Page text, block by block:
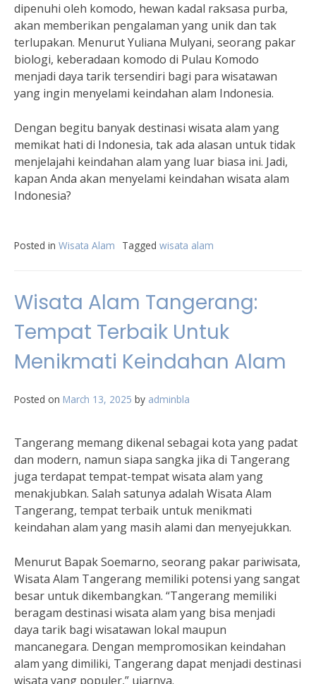
dipenuhi oleh komodo, hewan kadal raksasa purba,
akan memberikan pengalaman yang unik dan tak
terlupakan. Menurut Yuliana Mulyani, seorang pakar
biologi, keberadaan komodo di Pulau Komodo
menjadi daya tarik tersendiri bagi para wisatawan
yang ingin menyelami keindahan alam Indonesia.
Dengan begitu banyak destinasi wisata alam yang
memikat hati di Indonesia, tak ada alasan untuk tidak
menjelajahi keindahan alam yang luar biasa ini. Jadi,
kapan Anda akan menyelami keindahan wisata alam
Indonesia?
Posted in Wisata Alam Tagged wisata alam
Wisata Alam Tangerang:
Tempat Terbaik Untuk
Menikmati Keindahan Alam
Posted on March 13, 2025 by adminbla
Tangerang memang dikenal sebagai kota yang padat
dan modern, namun siapa sangka jika di Tangerang
juga terdapat tempat-tempat wisata alam yang
menakjubkan. Salah satunya adalah Wisata Alam
Tangerang, tempat terbaik untuk menikmati
keindahan alam yang masih alami dan menyejukkan.
Menurut Bapak Soemarno, seorang pakar pariwisata,
Wisata Alam Tangerang memiliki potensi yang sangat
besar untuk dikembangkan. “Tangerang memiliki
beragam destinasi wisata alam yang bisa menjadi
daya tarik bagi wisatawan lokal maupun
mancanegara. Dengan mempromosikan keindahan
alam yang dimiliki, Tangerang dapat menjadi destinasi
wisata yang populer,” ujarnya.